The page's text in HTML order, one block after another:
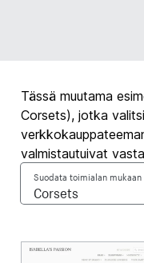
Tässä muutama
Corsets), jotka
valmistautuivat
Suodata toimialan mukaan